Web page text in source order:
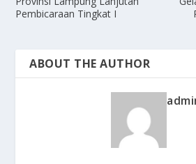
Pembicaraan Tingkat I
ABOUT THE AUTHOR